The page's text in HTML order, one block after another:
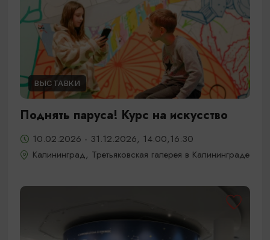
ВЫСТАВКИ
Поднять паруса! Курс на искусство
10.02.2026 - 31.12.2026, 14:00,16:30
Калининград, Третьяковская галерея в Калининграде